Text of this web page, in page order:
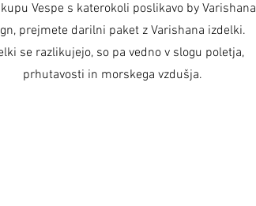
Vespe s katerokoli poslikavo by Varishana
prejmete darilni paket z Varishana izdelki.
se razlikujejo, so pa vedno v slogu poletja,
prhutavosti in morskega vzdušja.